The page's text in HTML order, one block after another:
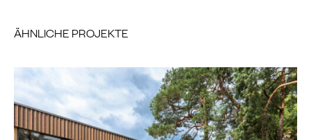
ÄHNLICHE PROJEKTE